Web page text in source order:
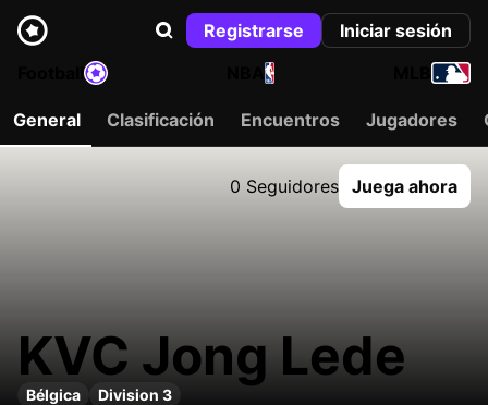
Registrarse
Iniciar sesión
NBA
General Clasificación Encuentros Jugadores
0 Seguidores Juega ahora
KVC Jong Lede
Bélgica Division 3